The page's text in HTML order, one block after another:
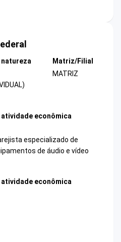
Matriz/Filial
MATRIZ
econômica
especializado de
de áudio e vídeo
econômica